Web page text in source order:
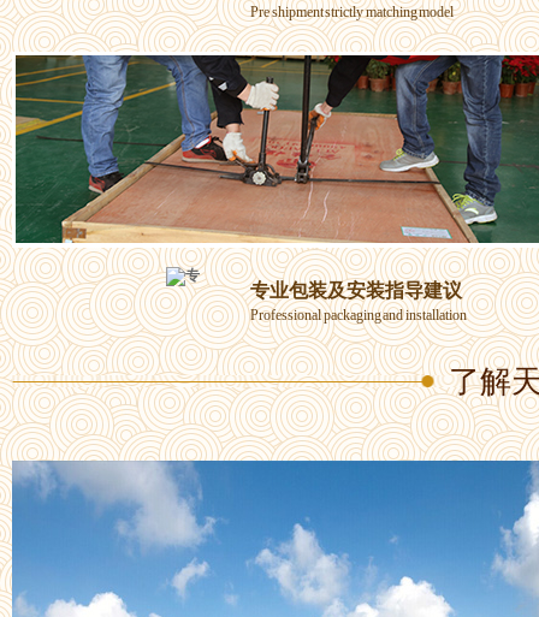
Pre shipment strictly matching model
专业包装及安装指导建议
Professional packaging and installation
了解